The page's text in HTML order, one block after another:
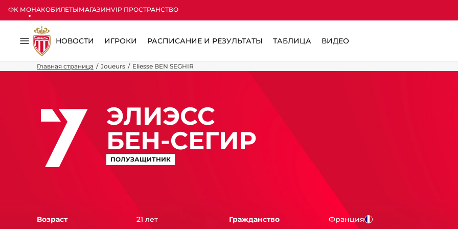
ФК МОНАКОБИЛЕТЫМАГАЗИНVIP ПРОСТРАНСТВО
Меню
НОВОСТИ ИГРОКИ РАСПИСАНИЕ И РЕЗУЛЬТАТЫ ТАБЛИЦА ВИДЕО
Главная страница Joueurs Eliesse BEN SEGHIR
7
ЭЛИЭСС
БЕН-СЕГИР
ПОЛУЗАЩИТНИК
Возраст 21 лет Гражданство Франция